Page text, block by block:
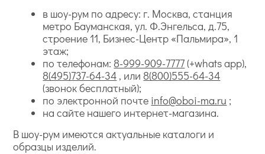
в шоу-рум по адресу: г. Москва, станция
метро Бауманская, ул. Ф.Энгельса, д.75,
строение 11, Бизнес-Центр «Пальмира», 1
этаж;
по телефонам: 8-999-909-7777(+whats app),
8(495)737-64-34 , или 8(800)555-64-34
(звонок бесплатный);
по электронной почте info@oboi-ma.ru ;
на сайте нашего интернет-магазина.
В шоу-рум имеются актуальные каталоги и
образцы изделий.